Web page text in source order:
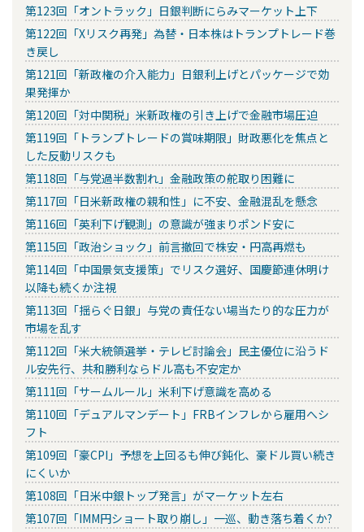
第123回「オントラック」日銀判断にらみマーケット上下
第122回「Xリスク再発」為替・日本株はトランプトレード巻
き戻し
第121回「新政権の介入能力」日銀利上げとパッケージで効
果発揮か
第120回「対中関税」米新政権の引き上げで金融市場圧迫
第119回「トランプトレードの賞味期限」財政悪化を焦点と
した反動リスクも
第118回「与党過半数割れ」金融政策の舵取り困難に
第117回「日米新政権の親和性」に不安、金融混乱を懸念
第116回「英利下げ観測」の意識が強まりポンド安に
第115回「政治ショック」前言撤回で株安・円高再燃も
第114回「中国景気支援策」でリスク選好、国慶節連休明け
以降も続くか注視
第113回「揺らぐ日銀」与党の責任ない場当たり的な圧力が
市場を乱す
第112回「米大統領選挙・テレビ討論会」民主優位に沿うド
ル安先行、共和勝利ならドル高も不安定か
第111回「サームルール」米利下げ意識を高める
第110回「デュアルマンデート」FRBインフレから雇用へシ
フト
第109回「豪CPI」予想を上回るも伸び鈍化、豪ドル買い続き
にくいか
第108回「日米中銀トップ発言」がマーケット左右
第107回「IMM円ショート取り崩し」一巡、動き落ち着くか?